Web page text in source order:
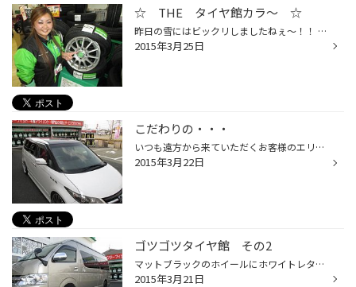
☆ THE タイヤ館カラ～ ☆
昨日の雪にはビックリしましたねぇ～！！ もうすぐ４月になるというのに・・・ まさか!!あんなに積もるとは・・・ でも!!大丈夫ですッ♪♪ 今朝・・・ 店長が・・・ 『もう雪は降らない!!鼻の乾き具合で分かる！！』 ・・・と・・・言っておりました！！ 犬かよッ！！と思いながら聞いていました！！(...
2015年3月25日
こだわりの・・・
いつも遠方から来ていただくお客様のエリシオンです コチラのクルマ、屋根とリアスポイラーの下を黒く塗り分けております ボディと同じ色よりも引き締まった印象で、かなりカッコよく仕上がってますね!! そして、スポイラーの下から見えるマフラーにもこだわりが!!! 本当はこのクルマには左右からマ...
2015年3月22日
ゴツゴツタイヤ館 その2
マットブラックのホイールにホワイトレターのタイヤ、カッコいいですね～ こちらのハイエース、昨夏新車での納車前にナビ・オーディオなどを取り付けしたお車ですが、今回はタイヤ・ホイールをご注文いただいておりました♪♪ タイヤはブリヂストンのオフロードタイヤ DUELER M/T674（デューラー エ...
2015年3月21日